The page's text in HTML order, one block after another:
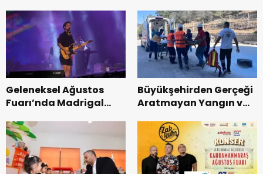
Bisikleti Turnuvası
Tamamlandı.
Teşkilatı ile buluştu.
Geleneksel Ağustos
Fuarı’nda Madrigal
Büyükşehirden Gerçeği
Aratmayan Yangın ve